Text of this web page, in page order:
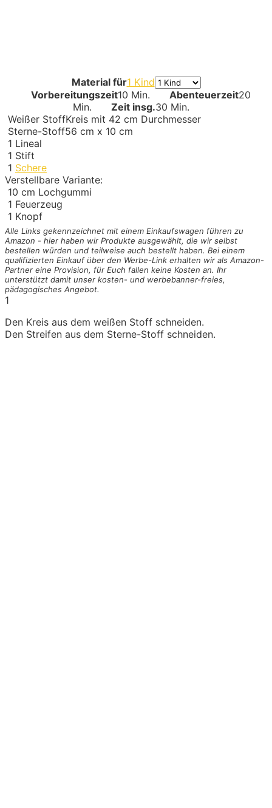
Material für1 Kind
Vorbereitungszeit10 Min. Abenteuerzeit20
Min.
Zeit insg.30 Min.
Weißer StoffKreis mit 42 cm Durchmesser
Sterne-Stoff56 cm x 10 cm
1 Lineal
1 Stift
1 Schere
Verstellbare Variante:
10 cm Lochgummi
1 Feuerzeug
1 Knopf
Alle Links gekennzeichnet mit einem Einkaufswagen führen zu
Amazon - hier haben wir Produkte ausgewählt, die wir selbst
bestellen würden und teilweise auch bestellt haben. Bei einem
qualifizierten Einkauf über den Werbe-Link erhalten wir als Amazon-
Partner eine Provision, für Euch fallen keine Kosten an. Ihr
unterstützt damit unser kosten- und werbebanner-freies,
pädagogisches Angebot.
1
Den Kreis aus dem weißen Stoff schneiden.
Den Streifen aus dem Sterne-Stoff schneiden.